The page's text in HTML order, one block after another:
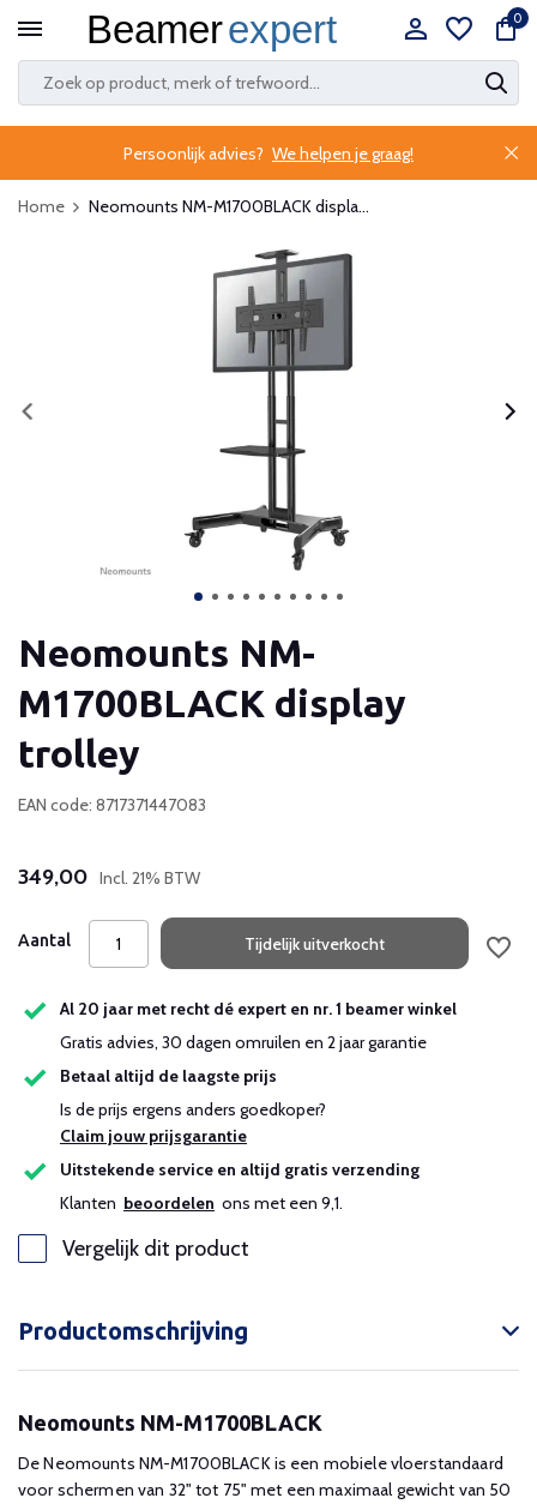
0
Persoonlijk advies? We helpen je graag!
Home Neomounts NM-M1700BLACK displa...
Neomounts NM-
M1700BLACK display
trolley
EAN code: 8717371447083
349,00 Incl. 21% BTW
Aantal Tijdelijk uitverkocht
Al 20 jaar met recht dé expert en nr. 1 beamer winkel
Gratis advies, 30 dagen omruilen en 2 jaar garantie
Betaal altijd de laagste prijs
Is de prijs ergens anders goedkoper?
Claim jouw prijsgarantie
Uitstekende service en altijd gratis verzending
Klanten beoordelen ons met een 9,1.
Vergelijk dit product
Productomschrijving
Neomounts NM-M1700BLACK
De Neomounts NM-M1700BLACK is een mobiele vloerstandaard
voor schermen van 32" tot 75" met een maximaal gewicht van 50